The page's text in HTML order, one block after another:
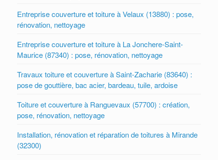
Entreprise couverture et toiture à Velaux (13880) : pose,
rénovation, nettoyage
Entreprise couverture et toiture à La Jonchere-Saint-
Maurice (87340) : pose, rénovation, nettoyage
Travaux toiture et couverture à Saint-Zacharie (83640) :
pose de gouttière, bac acier, bardeau, tuile, ardoise
Toiture et couverture à Ranguevaux (57700) : création,
pose, rénovation, nettoyage
Installation, rénovation et réparation de toitures à Mirande
(32300)